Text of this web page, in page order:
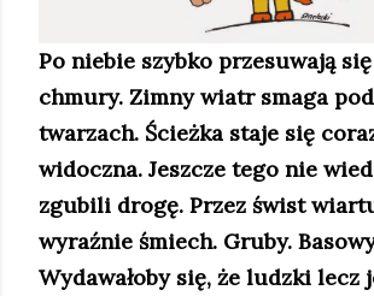
Po niebie szybko przesuwają
chmury. Zimny wiatr smaga
twarzach. Ścieżka staje się
widoczna. Jeszcze tego nie
zgubili drogę. Przez świst
wyraźnie śmiech. Gruby.
Wydawałoby się, że ludzki lecz